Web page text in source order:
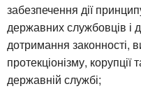
забезпечення дії
державних службовців і
дотримання законності,
протекціонізму,
державній службі;